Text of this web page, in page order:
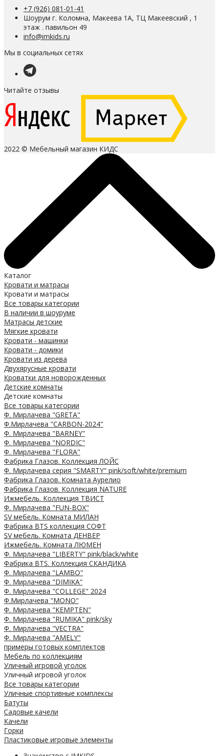
+7 (926) 081-01-41
Шоурум г. Коломна, Макеева 1А, ТЦ Макеевский , 1
этаж . павильон 49
info@imkids.ru
Мы в социальных сетях
Читайте отзывы
2022 © Мебельный магазин КИДС
Каталог
Кровати и матрасы
Кровати и матрасы
Все товары категории
В наличии в шоуруме
Матрасы детские
Мягкие кровати
Кровати - машинки
Кровати - домики
Кровати из дерева
Двухярусные кровати
Кроватки для новорожденных
Детские комнаты
Детские комнаты
Все товары категории
Ф. Мирлачева "GRETA"
Ф.Мирлачева "CARBON-2024"
Ф. Мирлачева "BARNEY"
Ф. Мирлачева "NORDIC"
Ф. Мирлачева "FLORA"
Фабрика Глазов. Коллекция ЛОЙС
Ф. Мирлачева серия "SMARTY" pink/soft/white/premium
Фабрика Глазов. Комната Аурелио
Фабрика Глазов. Коллекция NATURE
Ижмебель. Коллекция ТВИСТ
Ф. Мирлачева "FUN-BOX"
SV мебель. Комната МИЛАН
Фабрика BTS коллекция СОФТ
SV мебель. Комната ДЕНВЕР
Ижмебель. Комната ЛЮМЕН
Ф. Мирлачева "LIBERTY" pink/black/white
Фабрика BTS. Коллекция СКАНДИКА
Ф. Мирлачева "LAMBO"
Ф. Мирлачева "DIMIKA"
Ф. Мирлачева "COLLEGE" 2024
Ф.Мирлачева "MONO"
Ф. Мирлачева "KEMPTEN"
Ф. Мирлачева "RUMIKA" pink/sky
Ф. Мирлачева "VECTRA"
Ф. Мирлачева "AMELY"
примеры готовых комплектов
Мебель по коллекциям
Уличный игровой уголок
Уличный игровой уголок
Все товары категории
Уличные спортивные комплексы
Батуты
Садовые качели
Качели
Горки
Пластиковые игровые элементы